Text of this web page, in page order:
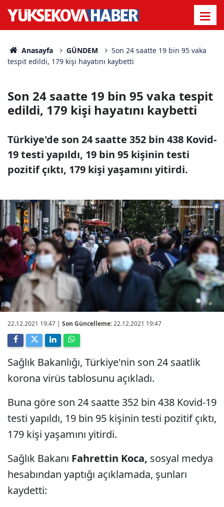
Anasayfa GÜNDEM
Son 24 saatte 19 bin 95 vaka
tespit edildi, 179 kişi hayatını kaybetti
Son 24 saatte 19 bin 95 vaka tespit
edildi, 179 kişi hayatını kaybetti
Türkiye'de son 24 saatte 352 bin 438 Kovid-
19 testi yapıldı, 19 bin 95 kişinin testi
pozitif çıktı, 179 kişi yaşamını yitirdi.
22.12.2021 19:47 | Son Güncelleme:22.12.2021 19:47
Sağlık Bakanlığı, Türkiye'nin son 24 saatlik
korona virüs tablosunu açıkladı.
Buna göre son 24 saatte 352 bin 438 Kovid-19
testi yapıldı, 19 bin 95 kişinin testi pozitif çıktı,
179 kişi yaşamını yitirdi.
Sağlık Bakanı Fahrettin Koca, sosyal medya
hesabından yaptığı açıklamada, şunları
kaydetti: